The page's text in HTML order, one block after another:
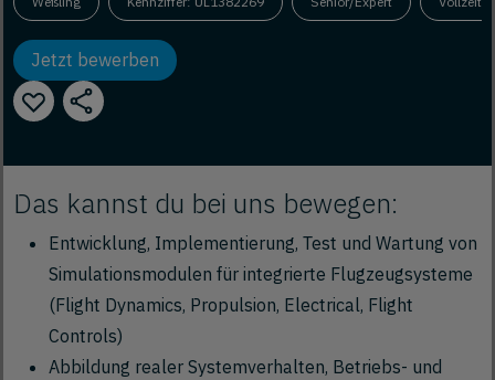
Jetzt bewerben
Das kannst du bei uns bewegen:
Entwicklung, Implementierung, Test und Wartung von
Simulationsmodulen für integrierte Flugzeugsysteme
(Flight Dynamics, Propulsion, Electrical, Flight
Controls)
Abbildung realer Systemverhalten, Betriebs- und